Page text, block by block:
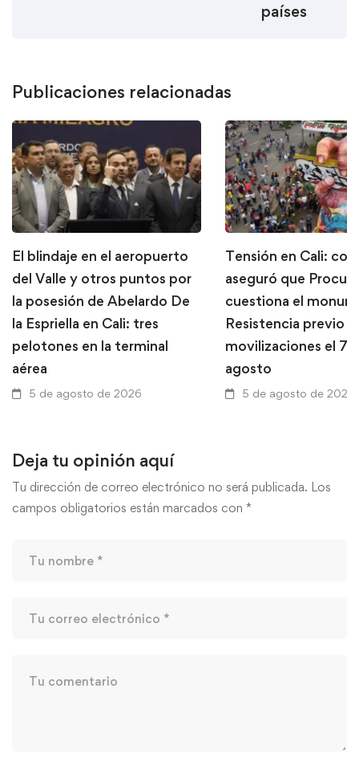
países
Publicaciones relacionadas
El blindaje en el aeropuerto
del Valle y otros puntos por
la posesión de Abelardo De
la Espriella en Cali: tres
pelotones en la terminal
aérea
5 de agosto de 2026
Tensión en Cali:
aseguró que
cuestiona el
Resistencia previo a
movilizaciones el 7
agosto
5 de agosto de 2026
Deja tu opinión aquí
Tu dirección de correo electrónico no será publicada. Los
campos obligatorios están marcados con *